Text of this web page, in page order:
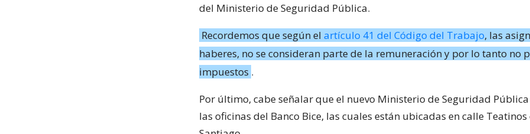
del Ministerio de Seguridad Pública.
Recordemos que según el artículo 41 del Código del Trabajo, las
haberes, no se consideran parte de la remuneración y por lo tanto no
impuestos .
Por último, cabe señalar que el nuevo Ministerio de Seguridad
las oficinas del Banco Bice, las cuales están ubicadas en calle Teatinos